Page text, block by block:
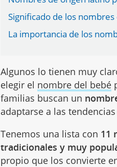
Significado de los
La importancia de los
Algunos lo tienen muy
elegir el nombre del bebé
familias buscan un
adaptarse a las
Tenemos una lista con 11
tradicionales y muy
propio que los convierte